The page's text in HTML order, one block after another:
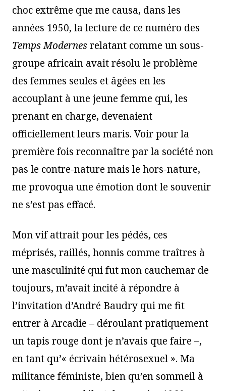
choc extrême que me causa, dans les
années 1950, la lecture de ce numéro des
Temps Modernesrelatant comme un sous-
groupe africain avait résolu le problème
des femmes seules et âgées en les
accouplant à une jeune femme qui, les
prenant en charge, devenaient
officiellement leurs maris. Voir pour la
première fois reconnaître par la société non
pas le contre-nature mais le hors-nature,
me provoqua une émotion dont le souvenir
ne s’est pas effacé.
Mon vif attrait pour les pédés, ces
méprisés, raillés, honnis comme traîtres à
une masculinité qui fut mon cauchemar de
toujours, m’avait incité à répondre à
l’invitation d’André Baudry qui me fit
entrer à Arcadie – déroulant pratiquement
un tapis rouge dont je n’avais que faire –,
en tant qu’« écrivain hétérosexuel ». Ma
militance féministe, bien qu’en sommeil à